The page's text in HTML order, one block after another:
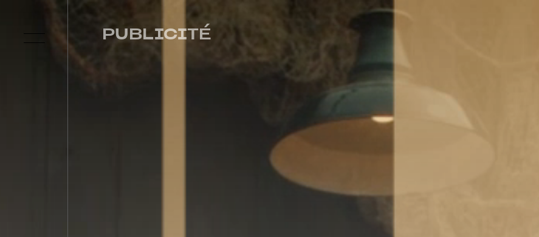
PUBLICITÉ